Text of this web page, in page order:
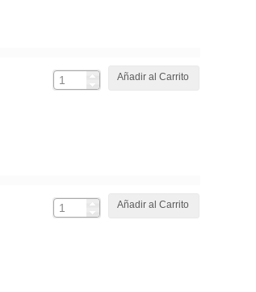
Añadir al Carrito
Añadir al Carrito